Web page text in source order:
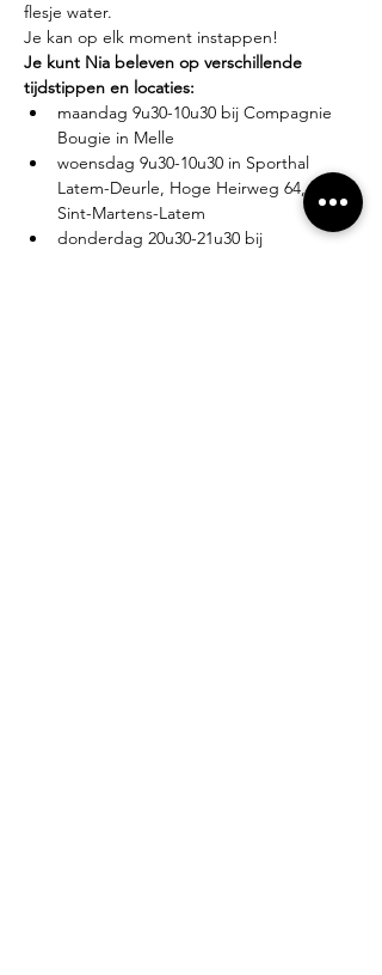
flesje water.
Je kan op elk moment instappen!
Je kunt Nia beleven op verschillende
tijdstippen en locaties:
maandag 9u30-10u30 bij Compagnie
Bougie in Melle
woensdag 9u30-10u30 in Sporthal
Latem-Deurle, Hoge Heirweg 64, 9830
Sint-Martens-Latem
donderdag 20u30-21u30 bij